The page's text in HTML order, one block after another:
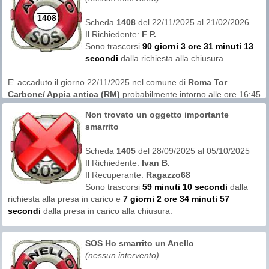
Abbiamo assieme cercato di capire la zona di smarrimento e a
seguito delle indicazioni fornite abbiamo iniziato la ricerca.
Abbiamo aspettato le prime luci dell'alba poiché la zona di
smarrimento era in acqua alta. Con la marea bassa siamo
riusciti ad arrivare nel punto del presunto smarrimento.
Dopo pochissimi minuti un segnale forte e nitido in cuffia.
Emozione indescrivibile del signor Stefano.
aiuto.
Per tutti coloro che sono fuori regione ma sempre in grado di
intervenire, possono contattare l´amministratore di I.Me.De. club
che prontamente vi comunicherà i dati per il recupero.
ricerca e di non aver chiesto aiuto sui social. Gli è anche
stato vivamente consigliato di non prendere altri contatti
nel mentre.
1408 Scheda 1408del 22/11/2025 al 21/02/2026
Il Richiedente: F P.
Sono trascorsi 90 giorni 3 ore 31 minuti 13
secondi dalla richiesta alla chiusura.
E' accaduto il giorno 22/11/2025 nel comune di Roma Tor
Carbone/ Appia antica (RM) probabilmente intorno alle ore 16:45
L'area di ricerca era interreno erboso
Questa richiesta non ha avuto offerte di recupero.
Il richiedente dichiara di non aver contattato altri gruppi di
ricerca e di non aver chiesto aiuto sui social. Gli è anche
stato vivamente consigliato di non prendere altri contatti
nel mentre.
Non trovato un oggetto importante
smarrito
Scheda 1405del 28/09/2025 al 05/10/2025
Il Richiedente: Ivan B.
Il Recuperante: Ragazzo68
Sono trascorsi 59 minuti 10 secondi dalla
richiesta alla presa in carico e 7 giorni 2 ore 34 minuti 57
secondi dalla presa in carico alla chiusura.
E' accaduto il giorno 25/09/2025 nel comune diTreviglio (BG)
probabilmente intorno alle ore 18:00
L'area di ricerca è stata interreno erboso
SOS Ho smarrito un Anello
(nessun intervento)